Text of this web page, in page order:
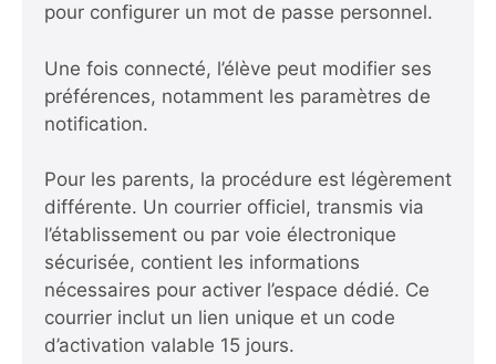
pour configurer un mot de passe personnel.
Une fois connecté, l’élève peut modifier ses
préférences, notamment les paramètres de
notification.
Pour les parents, la procédure est légèrement
différente. Un courrier officiel, transmis via
l’établissement ou par voie électronique
sécurisée, contient les informations
nécessaires pour activer l’espace dédié. Ce
courrier inclut un lien unique et un code
d’activation valable 15 jours.